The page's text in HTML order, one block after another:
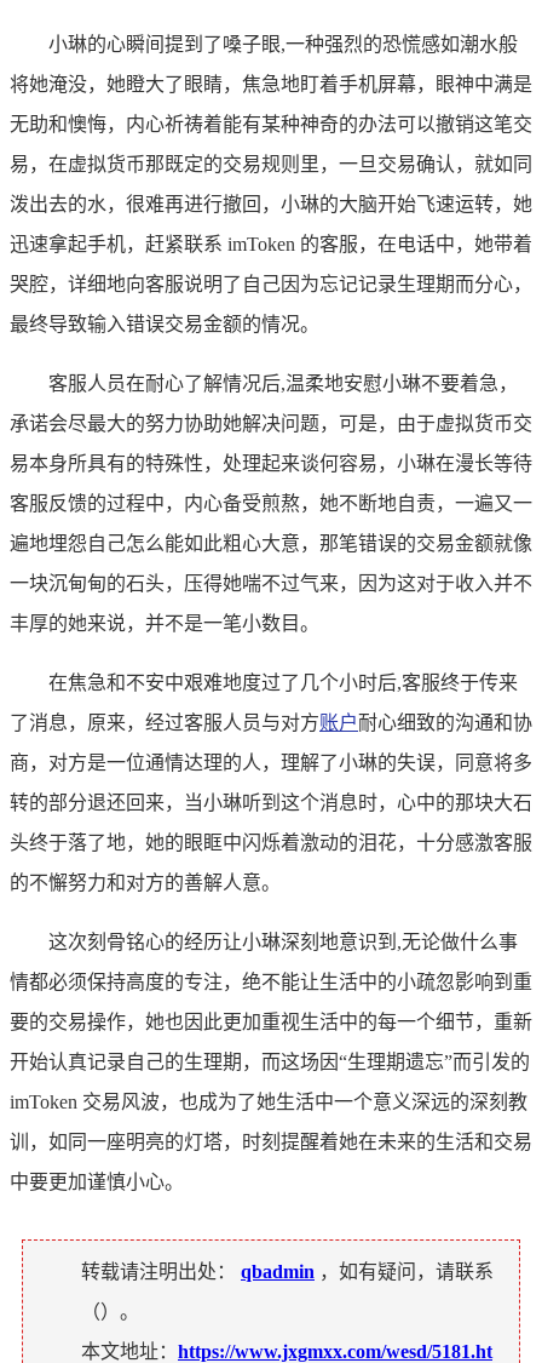
小琳的心瞬间提到了嗓子眼,一种强烈的恐慌感如潮水般
将她淹没，她瞪大了眼睛，焦急地盯着手机屏幕，眼神中满是
无助和懊悔，内心祈祷着能有某种神奇的办法可以撤销这笔交
易，在虚拟货币那既定的交易规则里，一旦交易确认，就如同
泼出去的水，很难再进行撤回，小琳的大脑开始飞速运转，她
迅速拿起手机，赶紧联系 imToken 的客服，在电话中，她带着
哭腔，详细地向客服说明了自己因为忘记记录生理期而分心，
最终导致输入错误交易金额的情况。
客服人员在耐心了解情况后,温柔地安慰小琳不要着急，
承诺会尽最大的努力协助她解决问题，可是，由于虚拟货币交
易本身所具有的特殊性，处理起来谈何容易，小琳在漫长等待
客服反馈的过程中，内心备受煎熬，她不断地自责，一遍又一
遍地埋怨自己怎么能如此粗心大意，那笔错误的交易金额就像
一块沉甸甸的石头，压得她喘不过气来，因为这对于收入并不
丰厚的她来说，并不是一笔小数目。
在焦急和不安中艰难地度过了几个小时后,客服终于传来
了消息，原来，经过客服人员与对方账户耐心细致的沟通和协
商，对方是一位通情达理的人，理解了小琳的失误，同意将多
转的部分退还回来，当小琳听到这个消息时，心中的那块大石
头终于落了地，她的眼眶中闪烁着激动的泪花，十分感激客服
的不懈努力和对方的善解人意。
这次刻骨铭心的经历让小琳深刻地意识到,无论做什么事
情都必须保持高度的专注，绝不能让生活中的小疏忽影响到重
要的交易操作，她也因此更加重视生活中的每一个细节，重新
开始认真记录自己的生理期，而这场因“生理期遗忘”而引发的
imToken 交易风波，也成为了她生活中一个意义深远的深刻教
训，如同一座明亮的灯塔，时刻提醒着她在未来的生活和交易
中要更加谨慎小心。
转载请注明出处： qbadmin ，如有疑问，请联系
（）。
本文地址： https://www.jxgmxx.com/wesd/5181.ht